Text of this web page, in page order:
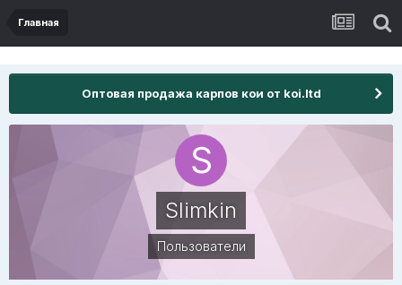
Главная
Оптовая продажа карпов кои от koi.ltd
Slimkin
Пользователи